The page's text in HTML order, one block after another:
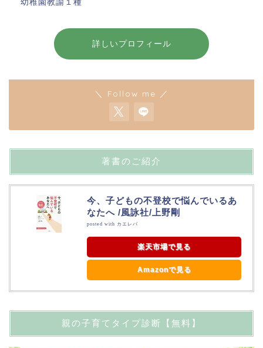
幼稚園教諭１種
詳しいプロフィール
＼ Follow me ／
著書のご紹介
今、子どもの不登校で悩んでいるあ
なたへ /風詠社/上野剛
posted with カエレバ
楽天市場で見る
Amazonで見る
親の子育てタイプ診断【無料】